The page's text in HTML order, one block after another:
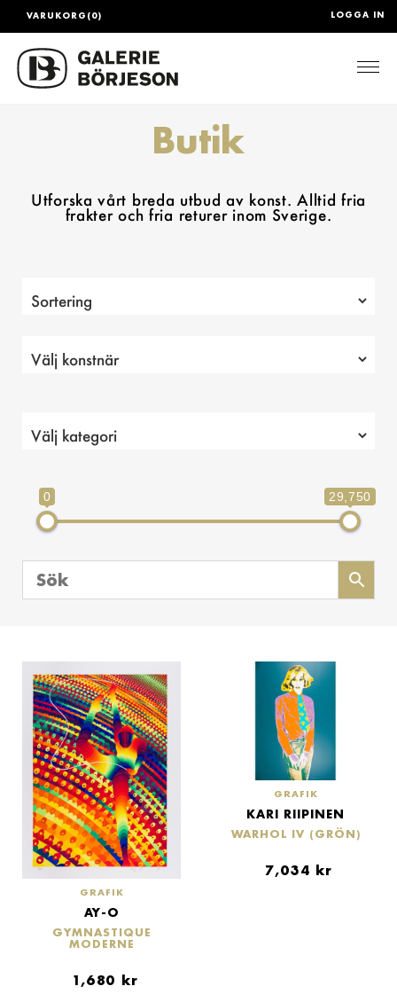
LOGGA IN
VARUKORG(0)
Butik
Utforska vårt breda utbud av konst. Alltid fria
frakter och fria returer inom Sverige.
0 29,750
GRAFIK
AY-O
GYMNASTIQUE
MODERNE
1,680 kr
GRAFIK
KARI RIIPINEN
WARHOL IV (GRÖN)
7,034 kr